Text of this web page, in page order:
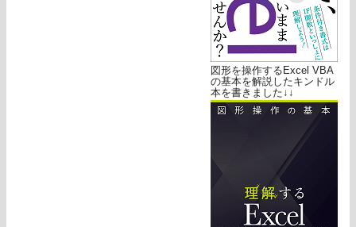
図形を操作するExcel VBA
の基本を解説したキンドル
本を書きました↓↓